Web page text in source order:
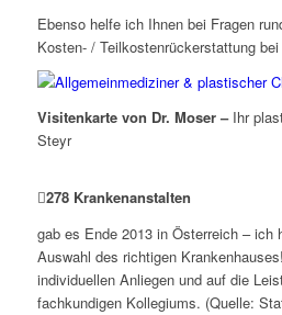
Ebenso helfe ich Ihnen bei Fragen
Kosten- / Teilkostenrückerstattung
Visitenkarte von Dr. Moser – Ihr
Steyr
278Krankenanstalten
gab es Ende 2013 in Österreich – ich
Auswahl des richtigen
individuellen Anliegen und auf die
fachkundigen Kollegiums. (Quelle: